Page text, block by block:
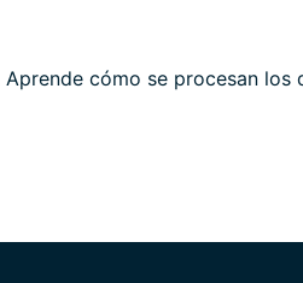
Aprende cómo se procesan los